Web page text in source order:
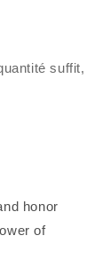
suffit,
honor
of